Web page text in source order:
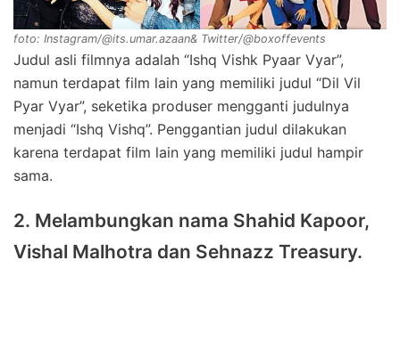
foto: Instagram/@its.umar.azaan& Twitter/@boxoffevents
Judul asli filmnya adalah “Ishq Vishk Pyaar Vyar”,
namun terdapat film lain yang memiliki judul “Dil Vil
Pyar Vyar”, seketika produser mengganti judulnya
menjadi “Ishq Vishq”. Penggantian judul dilakukan
karena terdapat film lain yang memiliki judul hampir
sama.
2. Melambungkan nama Shahid Kapoor,
Vishal Malhotra dan Sehnazz Treasury.